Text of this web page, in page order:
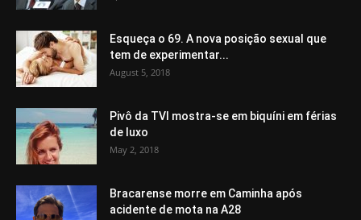
Esqueça o 69. A nova posição sexual que
tem de experimentar...
August 5, 2018
Pivô da TVI mostra-se em biquíni em férias
de luxo
May 2, 2018
Bracarense morre em Caminha após
acidente de mota na A28